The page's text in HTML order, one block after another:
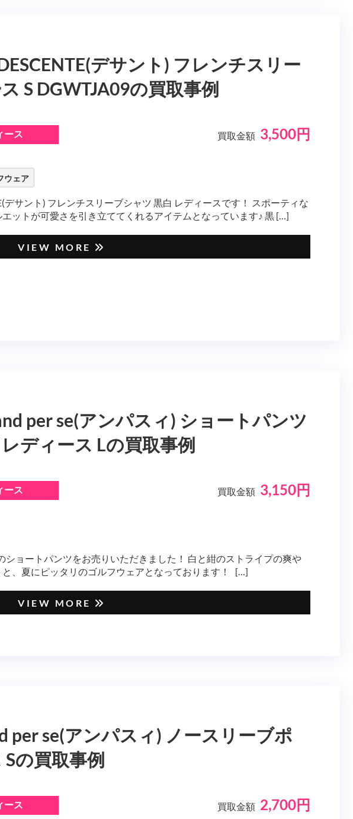
デサント) フレンチスリー
S DGWTJA09の買取事例
ース 買取金額 3,500円
ウェア
サント) フレンチスリーブシャツ 黒白 レディースです！ スポーティな
ットが可愛さを引き立ててくれるアイテムとなっています♪ 黒 […]
VIEW MORE
per se(アンパスィ) ショートパンツ
ディース Lの買取事例
ース 買取金額 3,150円
ショートパンツをお売りいただきました！ 白と紺のストライプの爽や
、夏にピッタリのゴルフウェアとなっております！ […]
VIEW MORE
per se(アンパスィ) ノースリーブポ
の買取事例
ース 買取金額 2,700円